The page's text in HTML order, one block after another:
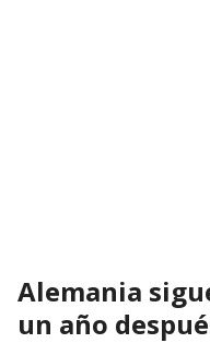
Alemania
un año